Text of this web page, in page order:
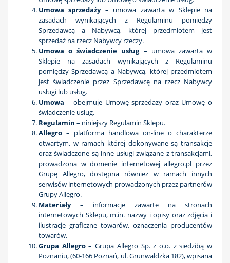
Umowa sprzedaży– umowa zawarta w Sklepie na
zasadach wynikających z Regulaminu pomiędzy
Sprzedawcą a Nabywcą, której przedmiotem jest
sprzedaż na rzecz Nabywcy rzeczy.
Umowa o świadczenie usług– umowa zawarta w
Sklepie na zasadach wynikających z Regulaminu
pomiędzy Sprzedawcą a Nabywcą, której przedmiotem
jest świadczenie przez Sprzedawcę na rzecz Nabywcy
usługi lub usług.
Umowa – obejmuje Umowę sprzedaży oraz Umowę o
świadczenie usług.
Regulamin – niniejszy Regulamin Sklepu.
Allegro – platforma handlowa on-line o charakterze
otwartym, w ramach której dokonywane są transakcje
oraz świadczone są inne usługi związane z transakcjami,
prowadzona w domenie internetowej allegro.pl przez
Grupę Allegro, dostępna również w ramach innych
serwisów internetowych prowadzonych przez partnerów
Grupy Allegro.
Materiały– informacje zawarte na stronach
internetowych Sklepu, m.in. nazwy i opisy oraz zdjęcia i
ilustracje graficzne towarów, oznaczenia producentów
towarów.
Grupa Allegro– Grupa Allegro Sp. z o.o. z siedzibą w
Poznaniu, (60-166 Poznań, ul. Grunwaldzka 182), wpisana